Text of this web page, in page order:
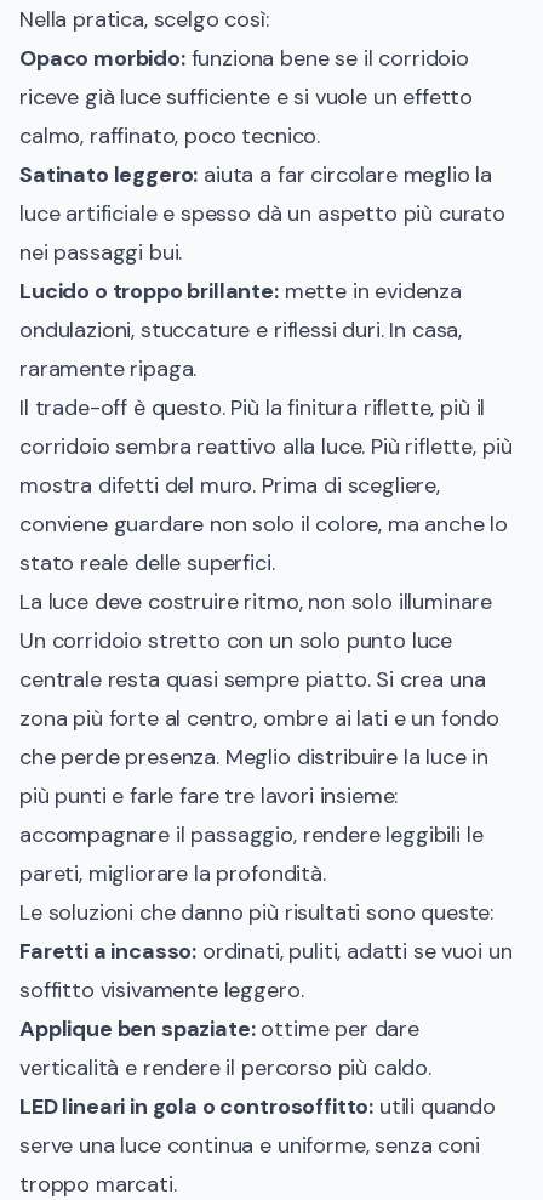
Nella pratica, scelgo così:
Opaco morbido:funziona bene se il corridoio
riceve già luce sufficiente e si vuole un effetto
calmo, raffinato, poco tecnico.
Satinato leggero: aiuta a far circolare meglio la
luce artificiale e spesso dà un aspetto più curato
nei passaggi bui.
Lucido o troppo brillante:mette in evidenza
ondulazioni, stuccature e riflessi duri. In casa,
raramente ripaga.
Il trade-off è questo. Più la finitura riflette, più il
corridoio sembra reattivo alla luce. Più riflette, più
mostra difetti del muro. Prima di scegliere,
conviene guardare non solo il colore, ma anche lo
stato reale delle superfici.
La luce deve costruire ritmo, non solo illuminare
Un corridoio stretto con un solo punto luce
centrale resta quasi sempre piatto. Si crea una
zona più forte al centro, ombre ai lati e un fondo
che perde presenza. Meglio distribuire la luce in
più punti e farle fare tre lavori insieme:
accompagnare il passaggio, rendere leggibili le
pareti, migliorare la profondità.
Le soluzioni che danno più risultati sono queste:
Faretti a incasso: ordinati, puliti, adatti se vuoi un
soffitto visivamente leggero.
Applique ben spaziate:ottime per dare
verticalità e rendere il percorso più caldo.
LED lineari in gola o controsoffitto: utili quando
serve una luce continua e uniforme, senza coni
troppo marcati.